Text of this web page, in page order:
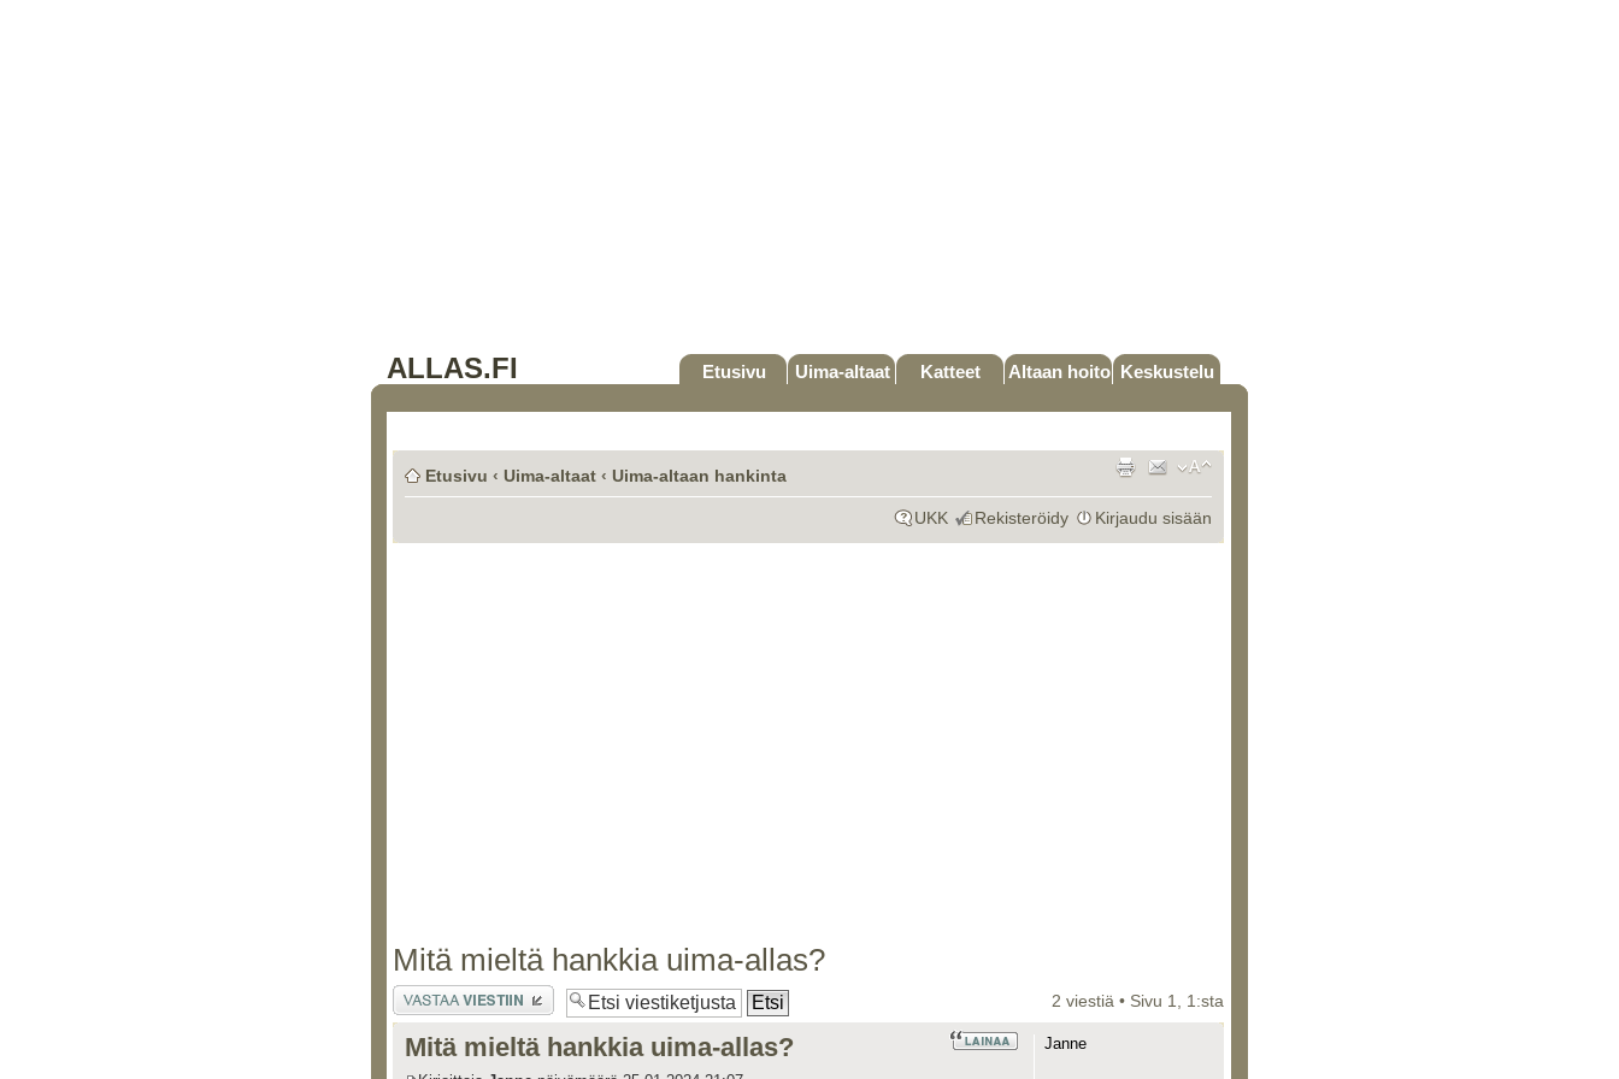
ALLAS.FI Etusivu Uima-altaat Katteet Altaan hoito Keskustelu
Etusivu ‹ Uima-altaat ‹ Uima-altaan hankinta
UKK Rekisteröidy Kirjaudu sisään
Mitä mieltä hankkia uima-allas?
Lähetä vastaus 2 viestiä • Sivu 1 1 :sta
Mitä mieltä hankkia uima-allas? Janne